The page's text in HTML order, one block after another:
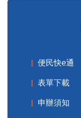
便民快e通
表單下載
申辦須知